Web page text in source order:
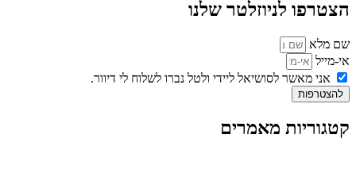
הצטרפו לניוזלטר שלנו
שם מלא
אי-מייל
אני מאשר לסושיאל ליידי ולטל נברו לשלוח לי דיוור.
להצטרפות
קטגוריות מאמרים